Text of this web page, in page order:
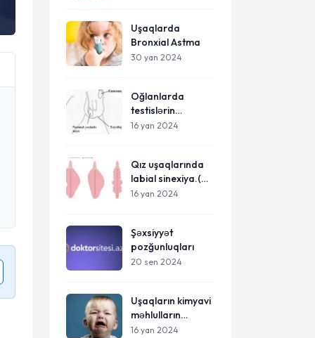
Uşaqlarda
Bronxial Astma
30 yan 2024
Oğlanlarda
testislərin
burulması:
müalicə
16 yan 2024
Qız uşaqlarında
labial sinexiya.(
Kiçik cinsiyət
16 yan 2024
Şəxsiyyət
pozğunluqları
20 sen 2024
Uşaqların kimyavi
məhlulların
içilməsi. Turşu və
16 yan 2024